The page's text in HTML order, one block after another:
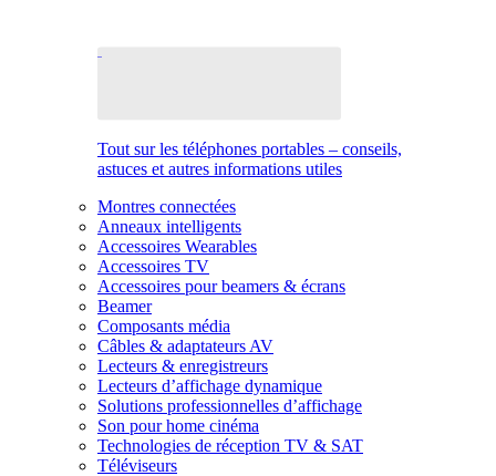
Tout sur les téléphones portables – conseils,
astuces et autres informations utiles
Montres connectées
Anneaux intelligents
Accessoires Wearables
Accessoires TV
Accessoires pour beamers & écrans
Beamer
Composants média
Câbles & adaptateurs AV
Lecteurs & enregistreurs
Lecteurs d’affichage dynamique
Solutions professionnelles d’affichage
Son pour home cinéma
Technologies de réception TV & SAT
Téléviseurs